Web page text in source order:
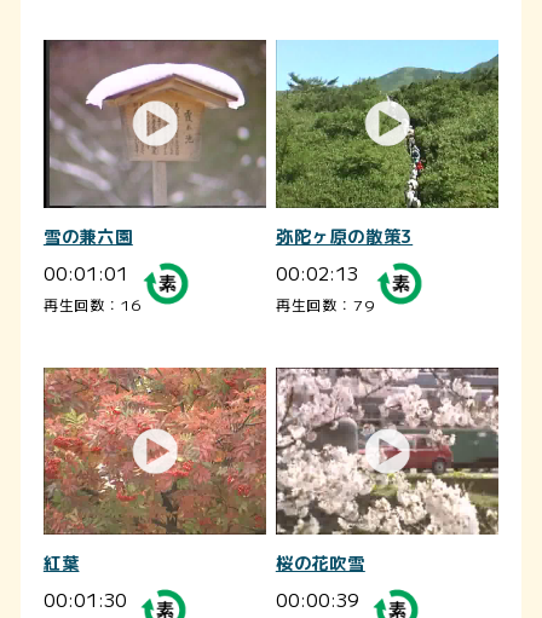
雪の兼六園
00:01:01
再生回数：16
弥陀ヶ原の散策3
00:02:13
再生回数：79
紅葉
00:01:30
桜の花吹雪
00:00:39